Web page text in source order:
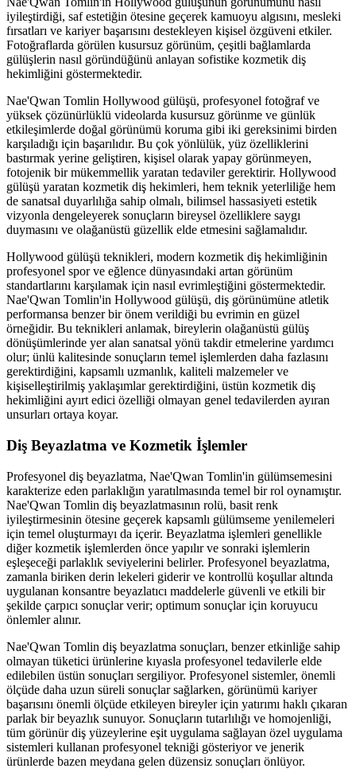
iyileştirdiği, saf estetiğin ötesine geçerek kamuoyu algısını, mesleki
fırsatları ve kariyer başarısını destekleyen kişisel özgüveni etkiler.
Fotoğraflarda görülen kusursuz görünüm, çeşitli bağlamlarda
gülüşlerin nasıl göründüğünü anlayan sofistike kozmetik diş
hekimliğini göstermektedir.
Nae'Qwan Tomlin Hollywood gülüşü, profesyonel fotoğraf ve
yüksek çözünürlüklü videolarda kusursuz görünme ve günlük
etkileşimlerde doğal görünümü koruma gibi iki gereksinimi birden
karşıladığı için başarılıdır. Bu çok yönlülük, yüz özelliklerini
bastırmak yerine geliştiren, kişisel olarak yapay görünmeyen,
fotojenik bir mükemmellik yaratan tedaviler gerektirir. Hollywood
gülüşü yaratan kozmetik diş hekimleri, hem teknik yeterliliğe hem
de sanatsal duyarlılığa sahip olmalı, bilimsel hassasiyeti estetik
vizyonla dengeleyerek sonuçların bireysel özelliklere saygı
duymasını ve olağanüstü güzellik elde etmesini sağlamalıdır.
Hollywood gülüşü teknikleri, modern kozmetik diş hekimliğinin
profesyonel spor ve eğlence dünyasındaki artan görünüm
standartlarını karşılamak için nasıl evrimleştiğini göstermektedir.
Nae'Qwan Tomlin'in Hollywood gülüşü, diş görünümüne atletik
performansa benzer bir önem verildiği bu evrimin en güzel
örneğidir. Bu teknikleri anlamak, bireylerin olağanüstü gülüş
dönüşümlerinde yer alan sanatsal yönü takdir etmelerine yardımcı
olur; ünlü kalitesinde sonuçların temel işlemlerden daha fazlasını
gerektirdiğini, kapsamlı uzmanlık, kaliteli malzemeler ve
kişiselleştirilmiş yaklaşımlar gerektirdiğini, üstün kozmetik diş
hekimliğini ayırt edici özelliği olmayan genel tedavilerden ayıran
unsurları ortaya koyar.
Diş Beyazlatma ve Kozmetik İşlemler
Profesyonel diş beyazlatma, Nae'Qwan Tomlin'in gülümsemesini
karakterize eden parlaklığın yaratılmasında temel bir rol oynamıştır.
Nae'Qwan Tomlin diş beyazlatmasının rolü, basit renk
iyileştirmesinin ötesine geçerek kapsamlı gülümseme yenilemeleri
için temel oluşturmayı da içerir. Beyazlatma işlemleri genellikle
diğer kozmetik işlemlerden önce yapılır ve sonraki işlemlerin
eşleşeceği parlaklık seviyelerini belirler. Profesyonel beyazlatma,
zamanla biriken derin lekeleri giderir ve kontrollü koşullar altında
uygulanan konsantre beyazlatıcı maddelerle güvenli ve etkili bir
şekilde çarpıcı sonuçlar verir; optimum sonuçlar için koruyucu
önlemler alınır.
Nae'Qwan Tomlin diş beyazlatma sonuçları, benzer etkinliğe sahip
olmayan tüketici ürünlerine kıyasla profesyonel tedavilerle elde
edilebilen üstün sonuçları sergiliyor. Profesyonel sistemler, önemli
ölçüde daha uzun süreli sonuçlar sağlarken, görünümü kariyer
başarısını önemli ölçüde etkileyen bireyler için yatırımı haklı çıkaran
parlak bir beyazlık sunuyor. Sonuçların tutarlılığı ve homojenliği,
tüm görünür diş yüzeylerine eşit uygulama sağlayan özel uygulama
sistemleri kullanan profesyonel tekniği gösteriyor ve jenerik
ürünlerde bazen meydana gelen düzensiz sonuçları önlüyor.